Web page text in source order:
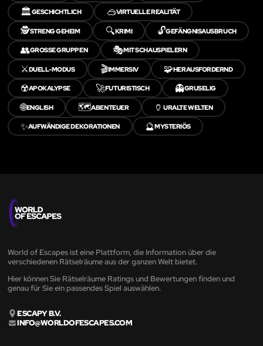
🏛️GESCHICHTLICH 🥽VIRTUELLE REALITÄT
🕵️STRENG GEHEIM 🔍KRIMI 🔓GEFÄNGNISAUSBRUCH
👥GROSSE GRUPPEN 🎭MIT SCHAUSPIELERN
⚔️DUELL-MODUS 🎬IMMERSIV 🧩HERAUSFORDERND
☢️APOKALYPSE 🚀FUTURISTISCH 👻GRUSELIG
🌐ENGLISH 🗺️ABENTEUER 🏺URALTE WELTEN
✨AUFWÄNDIGE DEKORATIONEN 🔮MYSTERIÖS
World of Escapes ist eine Plattform, die Information über die
verschiedenen Rätselräume aus der ganzen Welt bietet.
Hier können Sie Rätselräume Ratings und Bewertungen finden und
genau für Sie ein passendes Spiel auswählen.
ESCAPY B.V.
INFO@WORLDOFESCAPES.COM